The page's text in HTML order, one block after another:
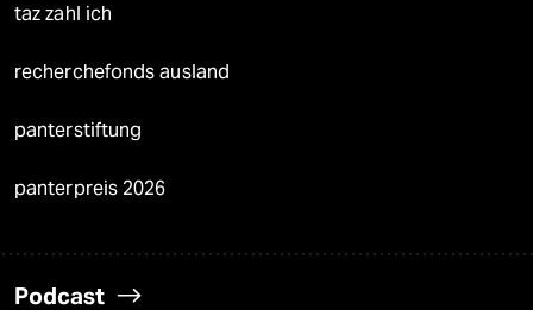
taz zahl ich
recherchefonds ausland
panterstiftung
panterpreis 2026
Podcast